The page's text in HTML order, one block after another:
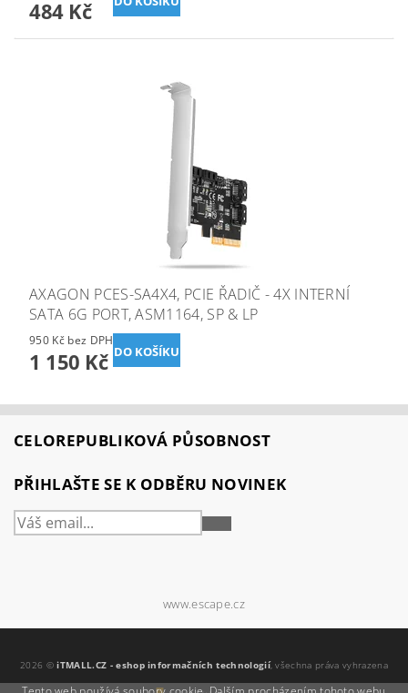
484 Kč
AXAGON PCES-SA4X4, PCIE ŘADIČ - 4X INTERNÍ
SATA 6G PORT, ASM1164, SP & LP
950 Kč bez DPH
1 150 Kč
CELOREPUBLIKOVÁ PŮSOBNOST
PŘIHLAŠTE SE K ODBĚRU NOVINEK
PŘIHLÁSIT
www.escape.cz
2026 ©iTMALL.CZ - eshop informačních technologií, všechna práva vyhrazena